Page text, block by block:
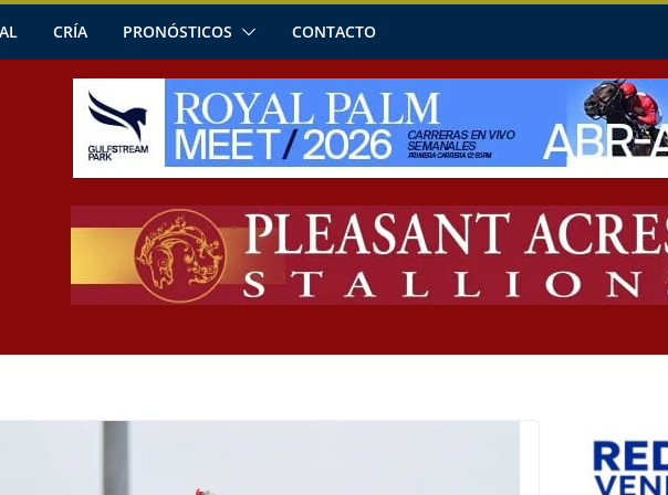
CRÍA PRONÓSTICOS CONTACTO